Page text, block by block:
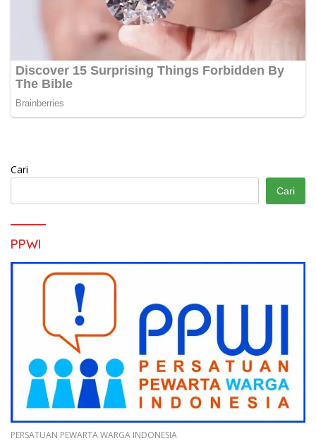
Cari
Cari
PPWI
PERSATUAN PEWARTA WARGA INDONESIA